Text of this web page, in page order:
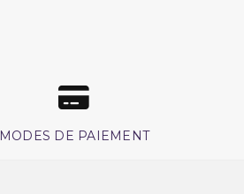
MODES DE PAIEMENT